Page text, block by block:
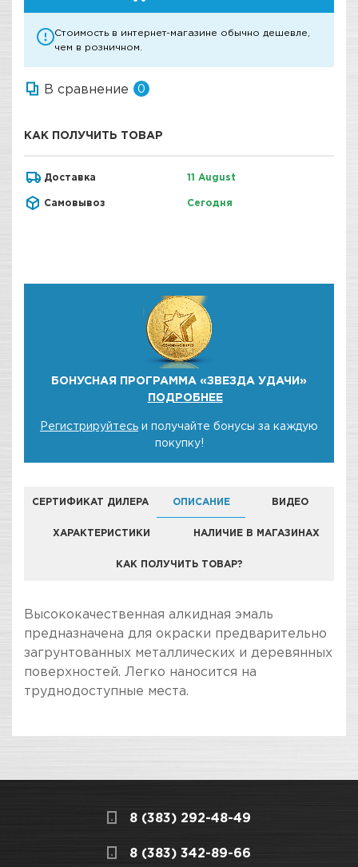
Стоимость в интернет-магазине обычно дешевле,
чем в розничном.
В сравнение 0
КАК ПОЛУЧИТЬ ТОВАР
Доставка 11 August
Самовывоз Сегодня
БОНУСНАЯ ПРОГРАММА «ЗВЕЗДА УДАЧИ»
ПОДРОБНЕЕ
Регистрируйтесь и получайте бонусы за каждую
покупку!
СЕРТИФИКАТ ДИЛЕРА ОПИСАНИЕ ВИДЕО
ХАРАКТЕРИСТИКИ НАЛИЧИЕ В МАГАЗИНАХ
КАК ПОЛУЧИТЬ ТОВАР?
КОМПАНИЯ "ЗВЕЗДА УДАЧИ" ЯВЛЯЕТСЯ
ОФИЦИАЛЬНЫМ ДИЛЕРОМ БРЕНДА KUDO
Высококачественная алкидная эмаль
предназначена для окраски предварительно
загрунтованных металлических и деревянных
поверхностей. Легко наносится на
труднодоступные места.
Вид инструмента /
Аэрозольная краска
СКЛАДСКОЙ КОМПЛЕКС
получение товара максимально комфортными,
поэтому подготовили для Вас самую
8 (383) 292-48-49
8 (383) 342-89-66